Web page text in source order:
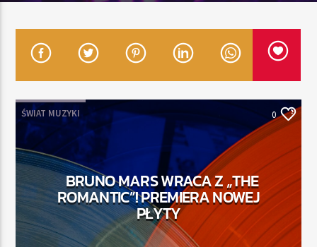
TYTUŁ
ARTYSTA
TERAZ
RADIO STREFA MUZY
00:00 24:00
ŚWIAT MUZYKI 0
BRUNO MARS WRACA Z „THE
ROMANTIC”! PREMIERA NOWEJ
PŁYTY